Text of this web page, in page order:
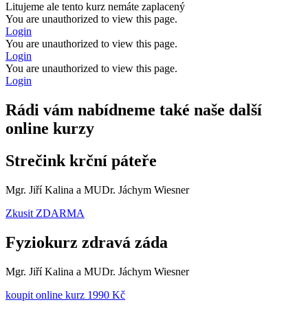
Litujeme ale tento kurz nemáte zaplacený
You are unauthorized to view this page.
Login
You are unauthorized to view this page.
Login
You are unauthorized to view this page.
Login
Rádi vám nabídneme také naše další
online kurzy
Strečink krční páteře
Mgr. Jiří Kalina a MUDr. Jáchym Wiesner
Zkusit ZDARMA
Fyziokurz zdravá záda
Mgr. Jiří Kalina a MUDr. Jáchym Wiesner
koupit online kurz 1990 Kč